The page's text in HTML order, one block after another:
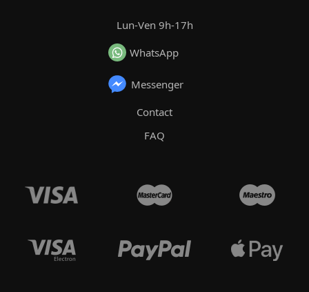
Lun-Ven 9h-17h
WhatsApp
Messenger
Contact
FAQ